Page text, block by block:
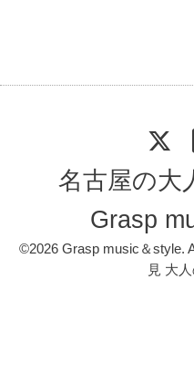
名古屋の大
Grasp
©2026 Grasp music＆style.
見 大